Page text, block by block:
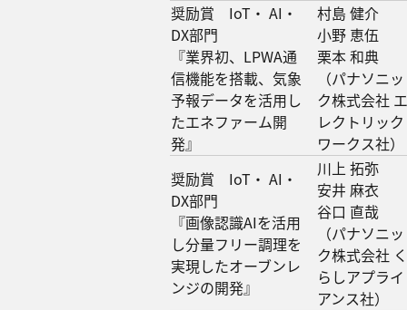
奨励賞 IoT・ AI・
DX部門
『業界初、LPWA通
信機能を搭載、気象
予報データを活用し
たエネファーム開
発』
村島 健介
小野 恵伍
栗本 和典
（パナソニッ
ク株式会社 エ
レクトリック
ワークス社）
奨励賞 IoT・ AI・
DX部門
『画像認識AIを活用
し分量フリー調理を
実現したオーブンレ
ンジの開発』
川上 拓弥
安井 麻衣
谷口 直哉
（パナソニッ
ク株式会社 く
らしアプライ
アンス社）